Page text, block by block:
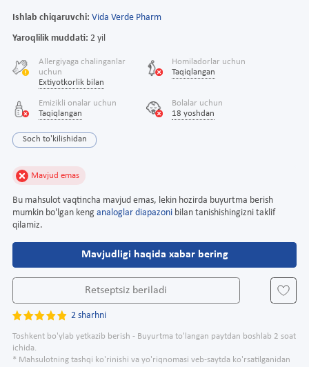
Ishlab chiqaruvchi: Vida Verde Pharm
Yaroqlilik muddati: 2 yil
Allergiyaga chalinganlar
uchun
Extiyotkorlik bilan
Homiladorlar uchun
Taqiqlangan
Emizikli onalar uchun
Taqiqlangan
Bolalar uchun
18 yoshdan
Soch to'kilishidan
Mavjud emas
Bu mahsulot vaqtincha mavjud emas, lekin hozirda buyurtma berish
mumkin bo'lgan keng analoglar diapazoni bilan tanishishingizni taklif
qilamiz.
Mavjudligi haqida xabar bering
Retseptsiz beriladi
2 sharhni
Toshkent bo'ylab yetkazib berish - Buyurtma to'langan paytdan boshlab 2 soat
ichida.
* Mahsulotning tashqi ko'rinishi va yo'riqnomasi veb-saytda ko'rsatilganidan